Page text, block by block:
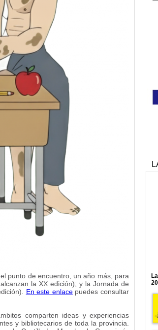
punto de encuentro, un año más, para
la XX edición); y la Jornada de
En este enlacepuedes consultar
comparten ideas y experiencias
y bibliotecarios de toda la provincia.